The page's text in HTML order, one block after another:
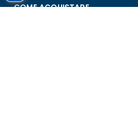
COME ACQUISTARE